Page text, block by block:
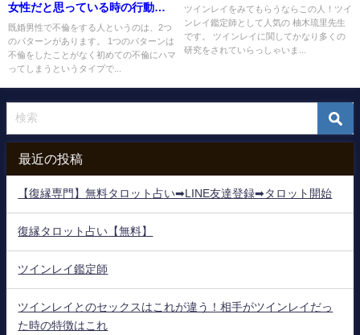
女性だと思っている時の行動
は？
既婚男性で不倫をする人というのは、2つ
のパターンがあります。 1つのパターンは
不倫をしたことがなく初めての不倫にハマ
ってしまうというタイプで...
ツインレイをみてもらうならこの人！ツイ
ンレイ鑑定師として人気の 柚木琉里先生
です。 ツインレイに関してかなり多くの
研究をされていらっしゃいま...
最近の投稿
【復縁専門】無料タロット占い➡LINE友達登録➡タロット開始
復縁タロット占い【無料】
ツインレイ鑑定師
ツインレイとのセックスはこれが違う！相手がツインレイだっ
た時の特徴はこれ